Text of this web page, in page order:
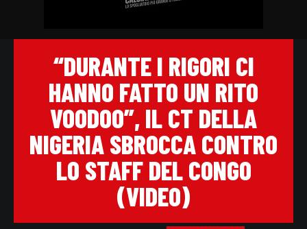
“DURANTE I RIGORI CI
HANNO FATTO UN RITO
VOODOO”, IL CT DELLA
NIGERIA SBROCCA CONTRO
LO STAFF DEL CONGO
(VIDEO)